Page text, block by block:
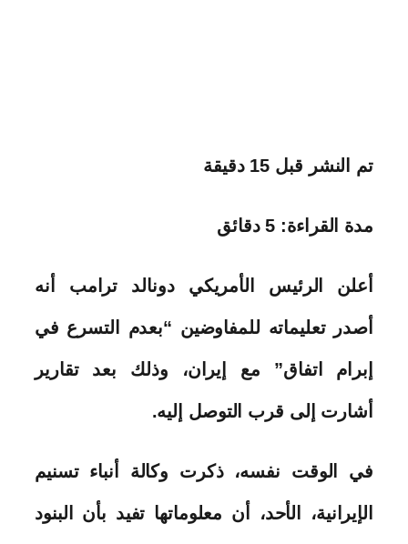
تم النشر قبل 15 دقيقة
مدة القراءة: 5 دقائق
أعلن الرئيس الأمريكي دونالد ترامب أنه
أصدر تعليماته للمفاوضين “بعدم التسرع في
إبرام اتفاق” مع إيران، وذلك بعد تقارير
أشارت إلى قرب التوصل إليه.
في الوقت نفسه، ذكرت وكالة أنباء تسنيم
الإيرانية، الأحد، أن معلوماتها تفيد بأن البنود